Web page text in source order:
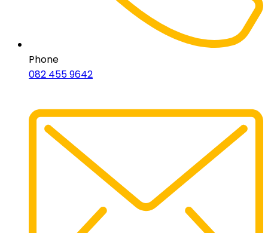
Phone
082 455 9642